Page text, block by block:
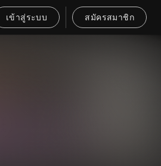
เข้าสู่ระบบ สมัครสมาชิก